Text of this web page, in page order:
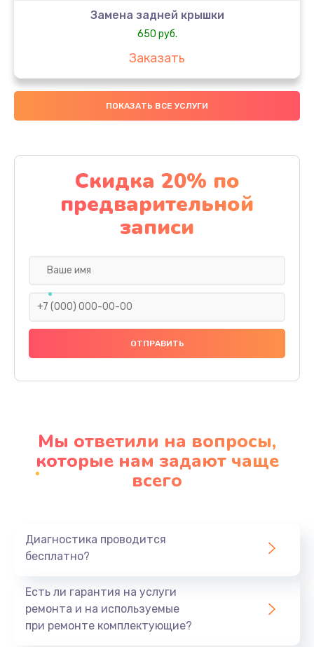
Замена задней крышки
650 руб.
Заказать
Замена аккумулятора
4000 руб.
Замена материнской платы
1100 руб.
Заказать
Замена праймера
1000 руб.
Заказать
Профилактическая чистка
Заказать
ПОКАЗАТЬ ВСЕ УСЛУГИ
Скидка 20% по
предварительной
записи
Мы ответили на вопросы,
которые нам задают чаще
всего
Диагностика проводится
бесплатно?
Есть ли гарантия на услуги
ремонта и на используемые
при ремонте комплектующие?